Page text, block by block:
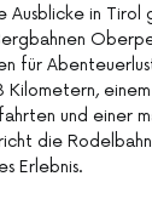
Ausblicke in Tirol
für
Kilometern, einem
und einer
die
Erlebnis.